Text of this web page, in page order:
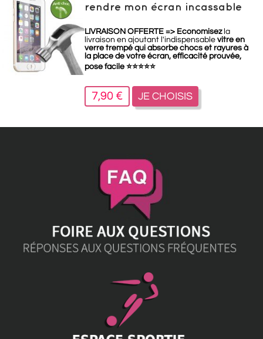
rendre mon écran incassable
LIVRAISON OFFERTE => Economisezla
livraison en ajoutant l'indispensable vitre en
verre trempé qui absorbe chocs et rayures à
la place de votre écran, efficacité prouvée,
pose facile ⭐⭐⭐⭐⭐
7,90 € JE CHOISIS